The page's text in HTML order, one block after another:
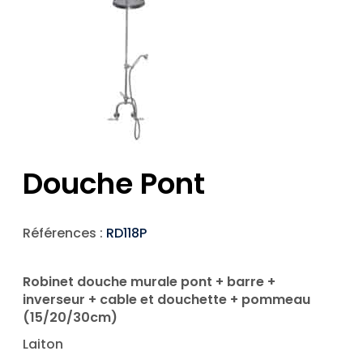
Douche Pont
Références : RD118P
Robinet douche murale pont + barre +
inverseur + cable et douchette + pommeau
(15/20/30cm)
Laiton